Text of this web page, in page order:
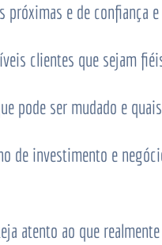
e de confiança
clientes que sejam
pode ser mudado e
de investimento e
atento ao que